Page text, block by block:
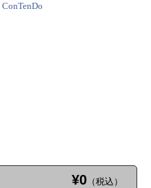
ConTenDo
¥0 （税込）